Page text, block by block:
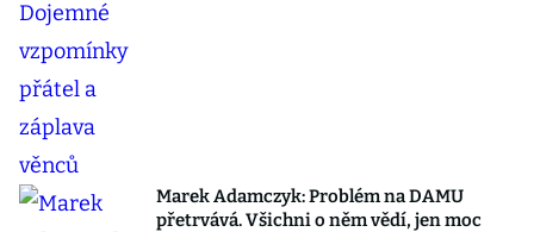
Marek Adamczyk: Problém na DAMU
přetrvává. Všichni o něm vědí, jen moc